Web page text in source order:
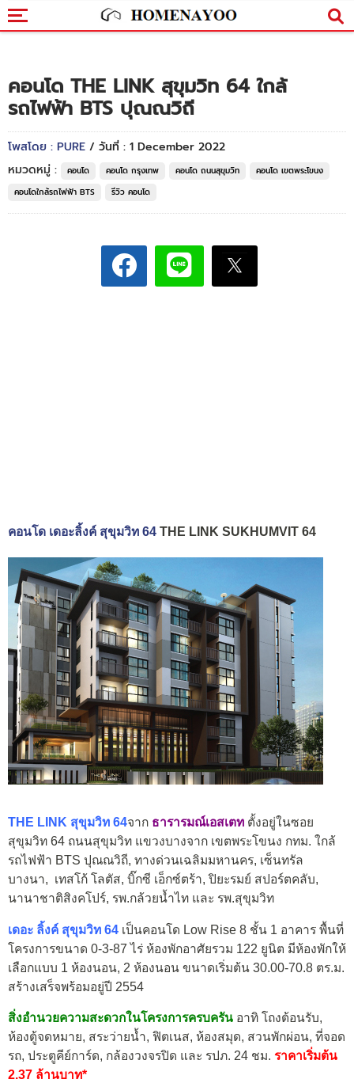
คอนโด THE LINK สุขุมวิท 64 ใกล้
รถไฟฟ้า BTS ปุณณวิถี
โพสโดย : PURE / วันที่ : 1 December 2022
หมวดหมู่ :
คอนโด คอนโด กรุงเทพ คอนโด ถนนสุขุมวิท
คอนโด เขตพระโขนง
คอนโดใกล้รถไฟฟ้า BTS
รีวิว คอนโด
คอนโด เดอะลิ้งค์ สุขุมวิท 64 THE LINK SUKHUMVIT 64
THE LINK สุขุมวิท 64จาก ธารารมณ์เอสเตท ตั้งอยู่ในซอย
สุขุมวิท 64 ถนนสุขุมวิท แขวงบางจาก เขตพระโขนง กทม. ใกล้
รถไฟฟ้า BTS ปุณณวิถี, ทางด่วนเฉลิมมหานคร, เซ็นทรัล
บางนา, เทสโก้ โลตัส, บิ๊กซี เอ็กซ์ตร้า, ปิยะรมย์ สปอร์ตคลับ,
นานาชาติสิงคโปร์, รพ.กล้วยน้ำไท และ รพ.สุขุมวิท
เดอะ ลิ้งค์ สุขุมวิท 64 เป็นคอนโด Low Rise 8 ชั้น 1 อาคาร พื้นที่
โครงการขนาด 0-3-87 ไร่ ห้องพักอาศัยรวม 122 ยูนิต มีห้องพักให้
เลือกแบบ 1 ห้องนอน, 2 ห้องนอน ขนาดเริ่มต้น 30.00-70.8 ตร.ม.
สร้างเสร็จพร้อมอยู่ปี 2554
สิ่งอำนวยความสะดวกในโครงการครบครัน อาทิ โถงต้อนรับ,
ห้องตู้จดหมาย, สระว่ายน้ำ, ฟิตเนส, ห้องสมุด, สวนพักผ่อน, ที่จอด
รถ, ประตูคีย์การ์ด, กล้องวงจรปิด และ รปภ. 24 ชม. ราคาเริ่มต้น
2.37 ล้านบาท*